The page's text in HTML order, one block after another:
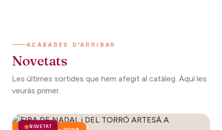
ACABADES D'ARRIBAR
Novetats
Les últimes sortides que hem afegit al catàleg. Aquí les
veuràs primer.
NOVETAT